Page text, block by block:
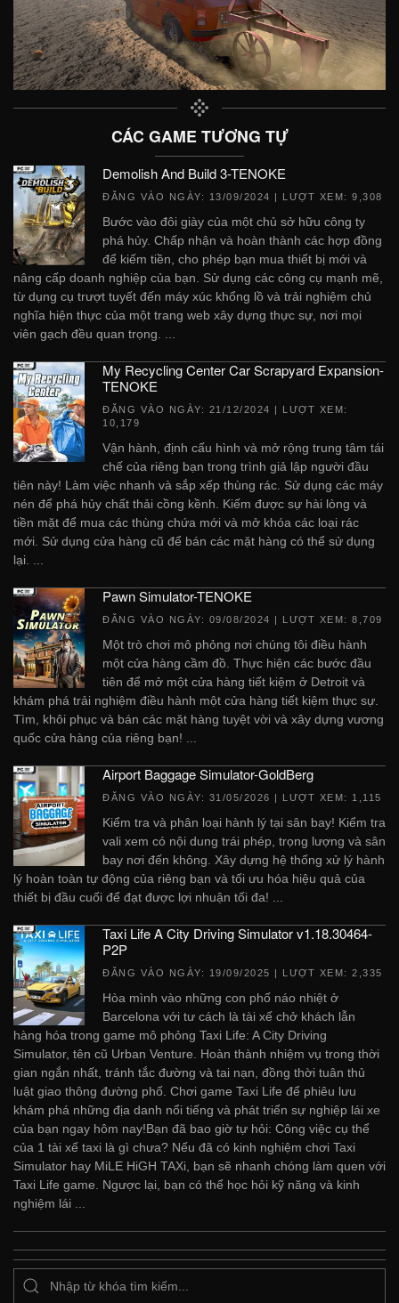
CÁC GAME TƯƠNG TỰ
Demolish And Build 3-TENOKE
ĐĂNG VÀO NGÀY: 13/09/2024 | LƯỢT XEM: 9,308
Bước vào đôi giày của một chủ sở hữu công ty
phá hủy. Chấp nhận và hoàn thành các hợp đồng
để kiếm tiền, cho phép bạn mua thiết bị mới và
nâng cấp doanh nghiệp của bạn. Sử dụng các công cụ mạnh mẽ,
từ dụng cụ trượt tuyết đến máy xúc khổng lồ và trải nghiệm chủ
nghĩa hiện thực của một trang web xây dựng thực sự, nơi mọi
viên gạch đều quan trọng. ...
My Recycling Center Car Scrapyard Expansion-
TENOKE
ĐĂNG VÀO NGÀY: 21/12/2024 | LƯỢT XEM:
10,179
Vận hành, định cấu hình và mở rộng trung tâm tái
chế của riêng bạn trong trình giả lập người đầu
tiên này! Làm việc nhanh và sắp xếp thùng rác. Sử dụng các máy
nén để phá hủy chất thải cồng kềnh. Kiếm được sự hài lòng và
tiền mặt để mua các thùng chứa mới và mở khóa các loại rác
mới. Sử dụng cửa hàng cũ để bán các mặt hàng có thể sử dụng
lại. ...
Pawn Simulator-TENOKE
ĐĂNG VÀO NGÀY: 09/08/2024 | LƯỢT XEM: 8,709
Một trò chơi mô phỏng nơi chúng tôi điều hành
một cửa hàng cầm đồ. Thực hiện các bước đầu
tiên để mở một cửa hàng tiết kiệm ở Detroit và
khám phá trải nghiệm điều hành một cửa hàng tiết kiệm thực sự.
Tìm, khôi phục và bán các mặt hàng tuyệt vời và xây dựng vương
quốc cửa hàng của riêng bạn! ...
Airport Baggage Simulator-GoldBerg
ĐĂNG VÀO NGÀY: 31/05/2026 | LƯỢT XEM: 1,115
Kiểm tra và phân loại hành lý tại sân bay! Kiểm tra
vali xem có nội dung trái phép, trọng lượng và sân
bay nơi đến không. Xây dựng hệ thống xử lý hành
lý hoàn toàn tự động của riêng bạn và tối ưu hóa hiệu quả của
thiết bị đầu cuối để đạt được lợi nhuận tối đa! ...
Taxi Life A City Driving Simulator v1.18.30464-
P2P
ĐĂNG VÀO NGÀY: 19/09/2025 | LƯỢT XEM: 2,335
Hòa mình vào những con phố náo nhiệt ở
Barcelona với tư cách là tài xế chở khách lẫn
hàng hóa trong game mô phỏng Taxi Life: A City Driving
Simulator, tên cũ Urban Venture. Hoàn thành nhiệm vụ trong thời
gian ngắn nhất, tránh tắc đường và tai nạn, đồng thời tuân thủ
luật giao thông đường phố. Chơi game Taxi Life để phiêu lưu
khám phá những địa danh nổi tiếng và phát triển sự nghiệp lái xe
của bạn ngay hôm nay!Bạn đã bao giờ tự hỏi: Công việc cụ thể
của 1 tài xế taxi là gì chưa? Nếu đã có kinh nghiệm chơi Taxi
Simulator hay MiLE HiGH TAXi, bạn sẽ nhanh chóng làm quen với
Taxi Life game. Ngược lại, bạn có thể học hỏi kỹ năng và kinh
nghiệm lái ...